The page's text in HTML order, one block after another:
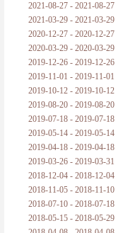
2021-08-27 - 2021-08-27
2021-03-29 - 2021-03-29
2020-12-27 - 2020-12-27
2020-03-29 - 2020-03-29
2019-12-26 - 2019-12-26
2019-11-01 - 2019-11-01
2019-10-12 - 2019-10-12
2019-08-20 - 2019-08-20
2019-07-18 - 2019-07-18
2019-05-14 - 2019-05-14
2019-04-18 - 2019-04-18
2019-03-26 - 2019-03-31
2018-12-04 - 2018-12-04
2018-11-05 - 2018-11-10
2018-07-10 - 2018-07-18
2018-05-15 - 2018-05-29